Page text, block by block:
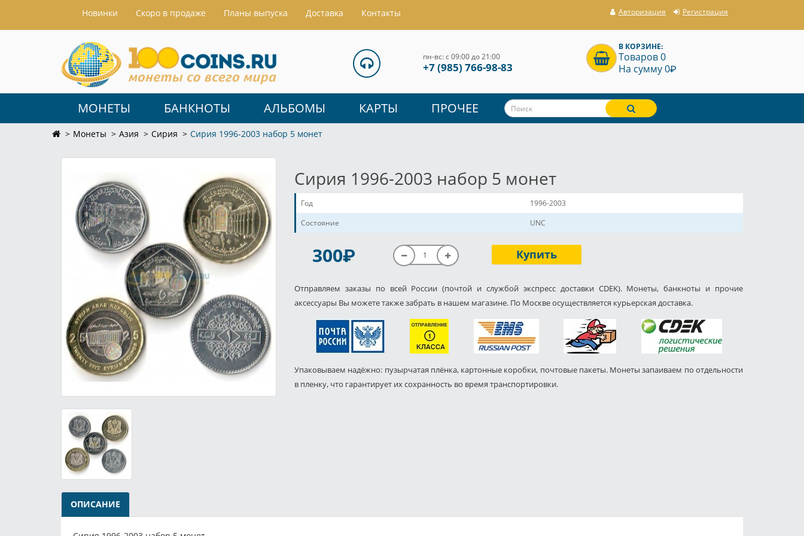
Hовинки Скоро в продаже Планы выпуска Доставка Контакты Авторизация Регистрация
пн-вс: с 09:00 до 21:00
+7 (985) 766-98-83
В КОРЗИНЕ:
Товаров 0
На сумму 0P
МОНЕТЫ БАНКНОТЫ АЛЬБОМЫ КАРТЫ ПРОЧЕЕ
Монеты Азия Сирия Сирия 1996-2003 набор 5 монет
Сирия 1996-2003 набор 5 монет
Год
1996-2003
Состояние
UNC
300P Купить
Отправляем заказы по всей России (почтой и службой экспресс доставки CDEK). Монеты, банкноты и прочие
аксессуары Вы можете также забрать в нашем магазине. По Москве осуществляется курьерская доставка.
Упаковываем надёжно: пузырчатая плёнка, картонные коробки, почтовые пакеты. Монеты запаиваем по отдельности
в пленку, что гарантирует их сохранность во время транспортировки.
ОПИСАНИЕ